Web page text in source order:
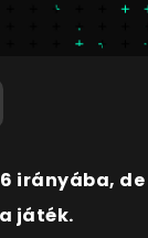
irányába, de
játék.